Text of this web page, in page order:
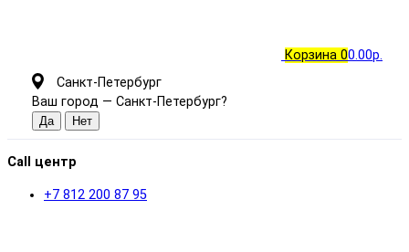
Корзина 00.00р.
Санкт-Петербург
Ваш город — Санкт-Петербург?
Call центр
+7 812 200 87 95